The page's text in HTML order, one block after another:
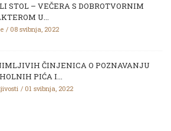
STOL – VEČERA S DOBROTVORNIM
U...
08 svibnja, 2022
ČINJENICA O POZNAVANJU
PIĆA I...
01 svibnja, 2022